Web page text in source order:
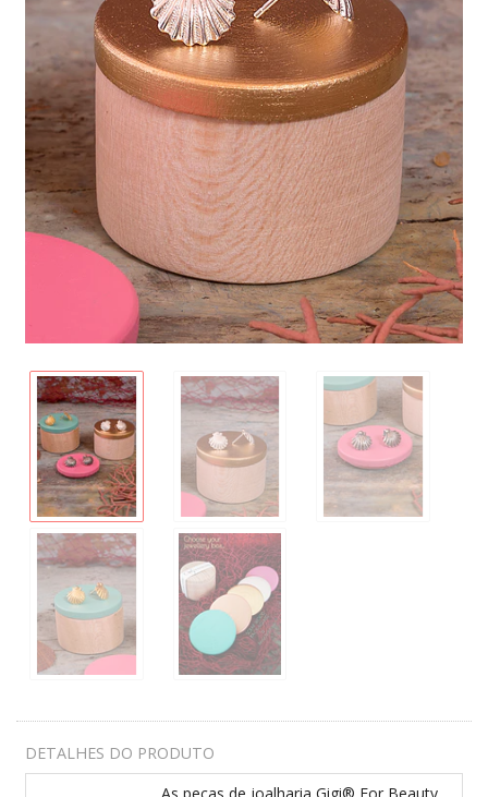
DETALHES DO PRODUTO